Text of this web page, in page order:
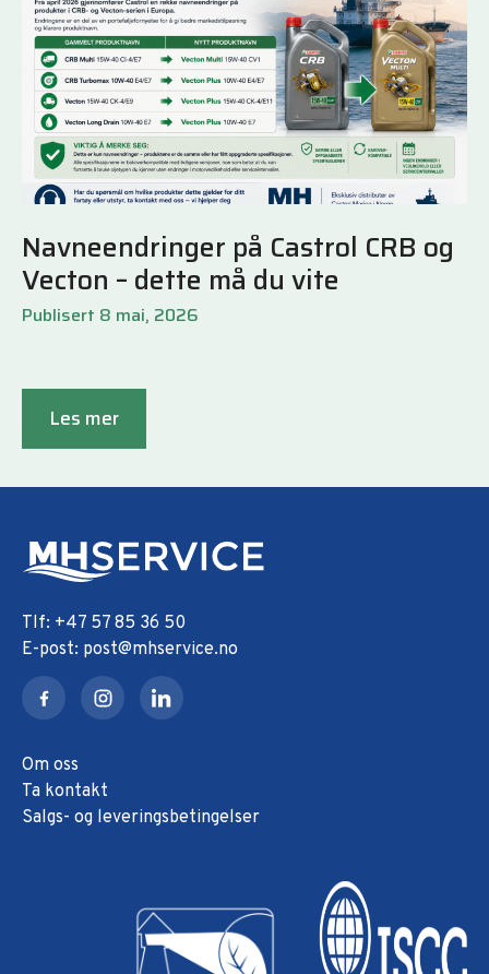
Navneendringer på Castrol CRB og
Vecton – dette må du vite
Publisert 8 mai, 2026
Les mer
+47 57 85 36 50
post@mhservice.no
Om oss
Ta kontakt
Salgs- og leveringsbetingelser